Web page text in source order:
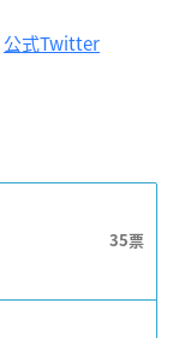
公式Twitter
35